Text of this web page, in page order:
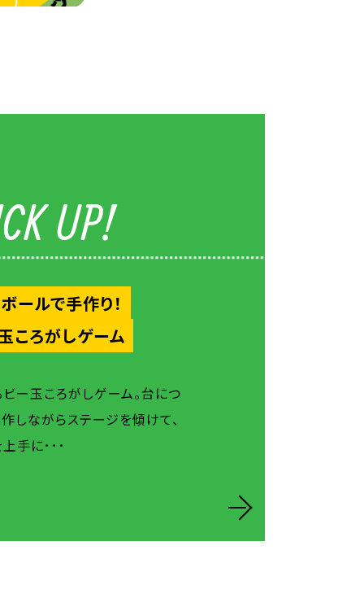
UP!
ールで手作り！
ころがしゲーム
ー玉ころがしゲーム。台につ
しながらステージを傾けて、
手に･･･